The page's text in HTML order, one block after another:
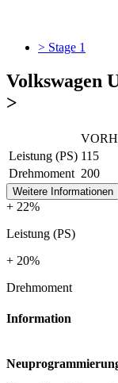
> Stage 1
Volkswagen
>
Leistung (PS) 115
Drehmoment 200
Weitere Informationen
+ 22%
Leistung (PS)
+ 20%
Drehmoment
Information